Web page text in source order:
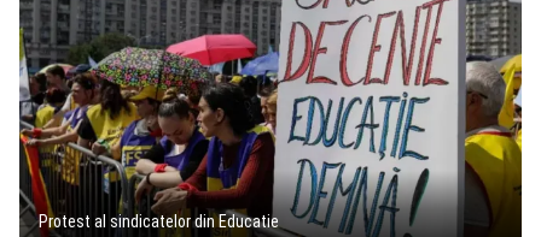
Protest al sindicatelor din Educatie